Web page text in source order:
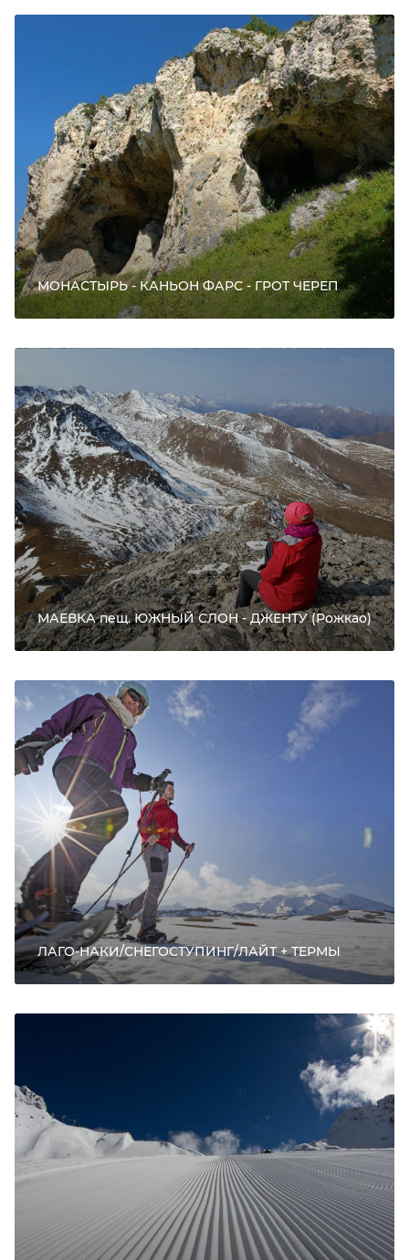
МОНАСТЫРЬ - КАНЬОН ФАРС - ГРОТ ЧЕРЕП
МАЕВКА пещ. ЮЖНЫЙ СЛОН - ДЖЕНТУ (Рожкао)
ЛАГО-НАКИ/СНЕГОСТУПИНГ/ЛАЙТ + ТЕРМЫ